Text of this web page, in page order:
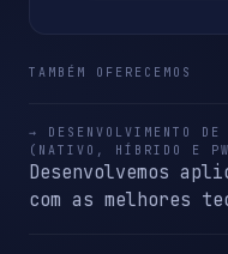
TAMBÉM OFERECEMOS
→ DESENVOLVIMENTO
(NATIVO, HÍBRIDO E
Desenvolvemos
com as melhores